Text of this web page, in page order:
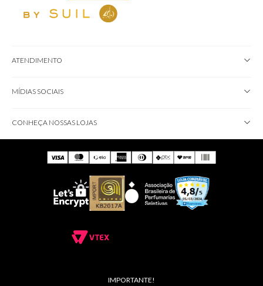
ATENDIMENTO
MÍDIAS SOCIAIS
CONHEÇA NOSSAS LOJAS
IMPORTANTE!